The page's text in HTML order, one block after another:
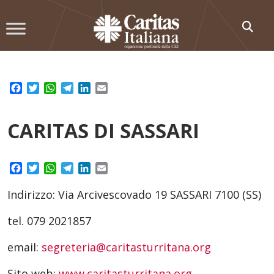
to
Facebook
TwitterWhatsApp
TelegramLinkedIn
CARITAS DI SASSARI
Facebook
TwitterWhatsApp
TelegramLinkedIn
Indirizzo: Via Arcivescovado 19 SASSARI 7100 (SS)
tel. 079 2021857
email: segreteria@caritasturritana.org